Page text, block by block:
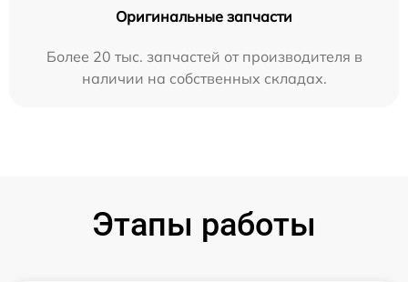
Оригинальные запчасти
Более 20 тыс. запчастей от производителя в
наличии на собственных складах.
Этапы работы